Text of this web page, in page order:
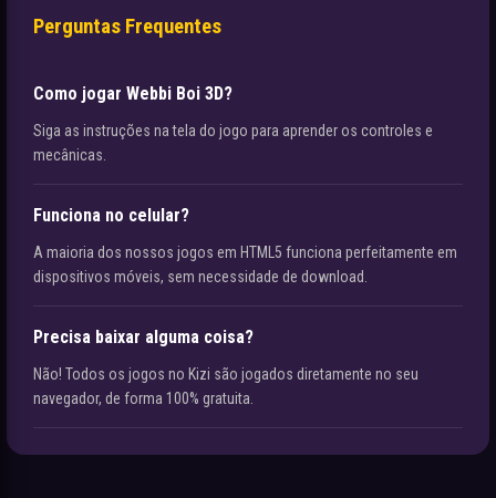
Perguntas Frequentes
Como jogar Webbi Boi 3D?
Siga as instruções na tela do jogo para aprender os controles e
mecânicas.
Funciona no celular?
A maioria dos nossos jogos em HTML5 funciona perfeitamente em
dispositivos móveis, sem necessidade de download.
Precisa baixar alguma coisa?
Não! Todos os jogos no Kizi são jogados diretamente no seu
navegador, de forma 100% gratuita.